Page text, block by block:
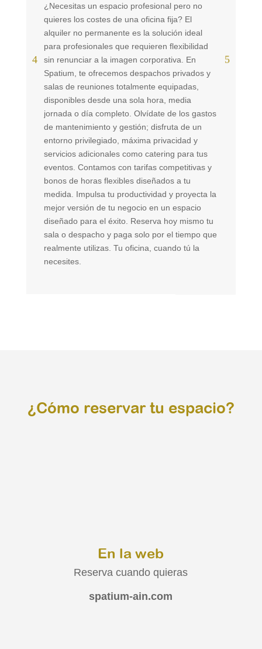
¿Necesitas un espacio profesional pero no
quieres los costes de una oficina fija? El
alquiler no permanente es la solución ideal
para profesionales que requieren flexibilidad
sin renunciar a la imagen corporativa. En
Spatium, te ofrecemos despachos privados y
salas de reuniones totalmente equipadas,
disponibles desde una sola hora, media
jornada o día completo. Olvídate de los gastos
de mantenimiento y gestión; disfruta de un
entorno privilegiado, máxima privacidad y
servicios adicionales como catering para tus
eventos. Contamos con tarifas competitivas y
bonos de horas flexibles diseñados a tu
medida. Impulsa tu productividad y proyecta la
mejor versión de tu negocio en un espacio
diseñado para el éxito. Reserva hoy mismo tu
sala o despacho y paga solo por el tiempo que
realmente utilizas. Tu oficina, cuando tú la
necesites.
¿Cómo reservar tu espacio?
En la web
Reserva cuando quieras
spatium-ain.com